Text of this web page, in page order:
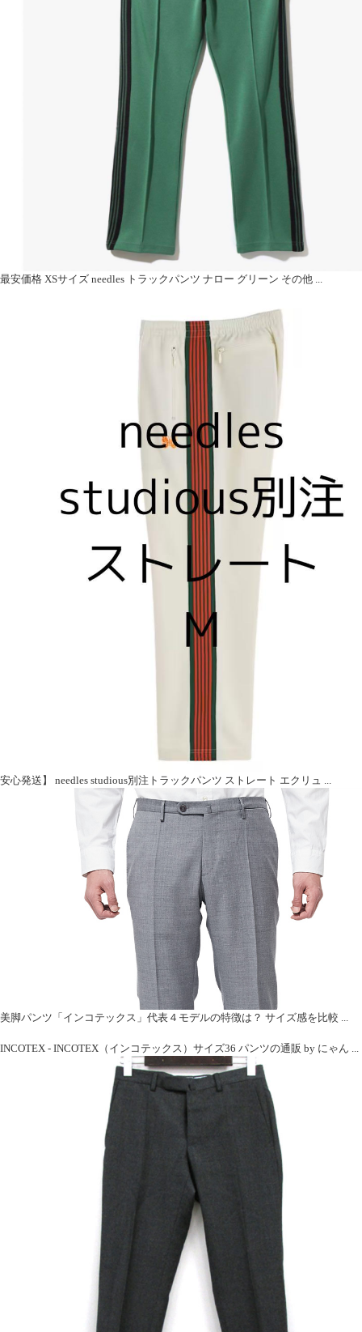
最安価格 XSサイズ needles トラックパンツ ナロー グリーン その他 ...
安心発送】 needles studious別注トラックパンツ ストレート エクリュ ...
美脚パンツ「インコテックス」代表４モデルの特徴は？ サイズ感を比較 ...
INCOTEX - INCOTEX（インコテックス）サイズ36 パンツの通販 by にゃん ...